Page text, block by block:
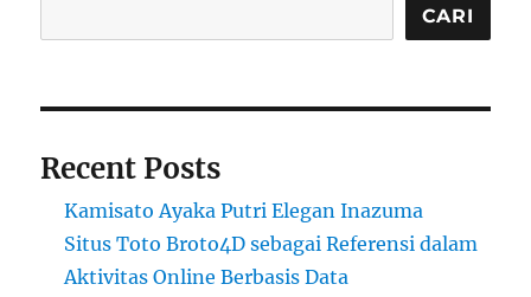
CARI
Recent Posts
Kamisato Ayaka Putri Elegan Inazuma
Situs Toto Broto4D sebagai Referensi dalam
Aktivitas Online Berbasis Data